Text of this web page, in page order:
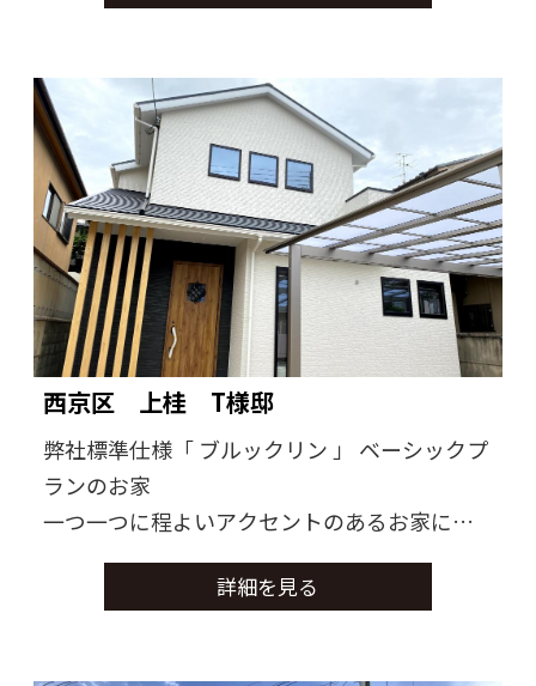
西京区 上桂 T様邸
弊社標準仕様「 ブルックリン 」 ベーシックプ
ランのお家
一つ一つに程よいアクセントのあるお家に仕
上がりました。
詳細を見る